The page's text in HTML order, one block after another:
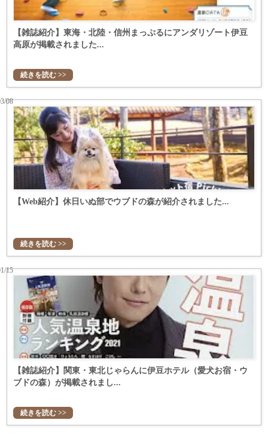
【雑誌紹介】東海・北陸・信州まっぷるにアンダリゾート伊豆
高原が掲載されました...
続きを読む >>
【Web紹介】休日いぬ部でウブドの森が紹介されました...
08
続きを読む >>
【雑誌紹介】関東・東北じゃらんに伊豆ホテル（愛犬お宿・ウ
ブドの森）が掲載されまし...
15
続きを読む >>